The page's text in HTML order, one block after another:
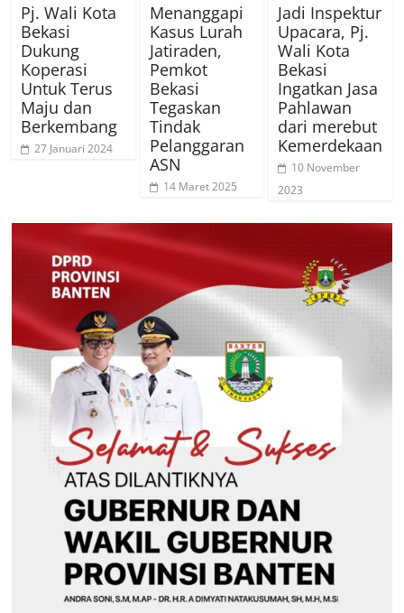
Pj. Wali Kota
Bekasi
Dukung
Koperasi
Untuk Terus
Maju dan
Berkembang
27 Januari 2024
Menanggapi
Kasus Lurah
Jatiraden,
Pemkot
Bekasi
Tegaskan
Tindak
Pelanggaran
ASN
14 Maret 2025
Jadi Inspektur
Upacara, Pj.
Wali Kota
Bekasi
Ingatkan Jasa
Pahlawan
dari merebut
Kemerdekaan
10 November
2023